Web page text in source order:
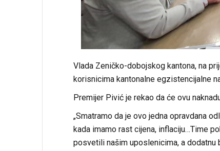
Vlada Zeničko-dobojskog kantona, na
korisnicima kantonalne egzistencijalne
Premijer Pivić je rekao da će ovu
„Smatramo da je ovo jedna opravdana
kada imamo rast cijena, inflaciju…Time
posvetili našim uposlenicima, a dodatnu